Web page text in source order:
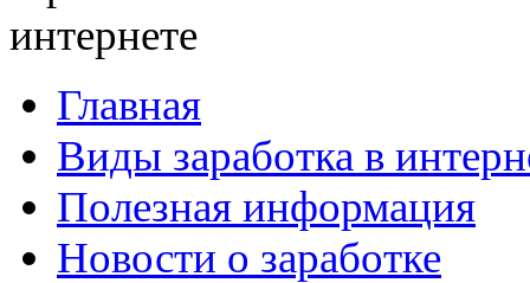
Главная
Виды заработка в
Полезная информация
Новости о заработке